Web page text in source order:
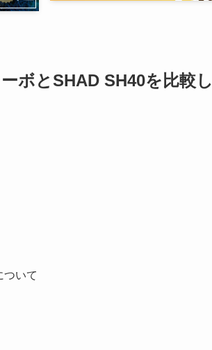
ボとSHAD SH40を比較し
ついて